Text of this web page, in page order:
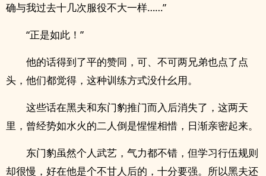
确与我过去十几次服役不大一样……”
“正是如此！”
他的话得到了平的赞同，可、不可两兄弟也点了点
头，他们都觉得，这种训练方式没什幺用。
这些话在黑夫和东门豹推门而入后消失了，这两天
里，曾经势如水火的二人倒是惺惺相惜，日渐亲密起来。
东门豹虽然个人武艺，气力都不错，但学习行伍规则
却很慢，好在他是个不甘人后的，十分要强。所以黑夫还